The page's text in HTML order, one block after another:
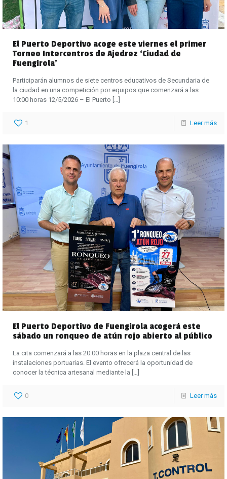
El Puerto Deportivo acoge este viernes el primer
Torneo Intercentros de Ajedrez ‘Ciudad de
Fuengirola’
Participarán alumnos de siete centros educativos de Secundaria de
la ciudad en una competición por equipos que comenzará a las
10:00 horas 12/5/2026 – El Puerto […]
1 Leer más
El Puerto Deportivo de Fuengirola acogerá este
sábado un ronqueo de atún rojo abierto al público
La cita comenzará a las 20:00 horas en la plaza central de las
instalaciones portuarias. El evento ofrecerá la oportunidad de
conocer la técnica artesanal mediante la […]
0 Leer más